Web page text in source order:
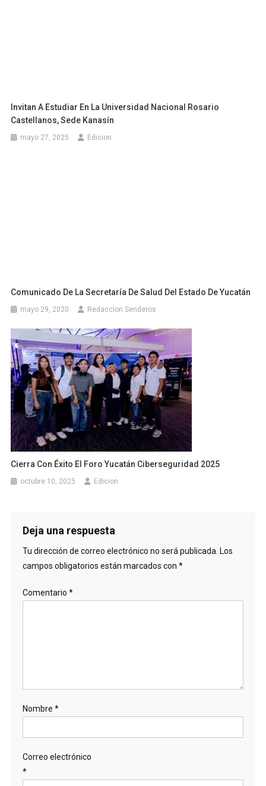
Invitan A Estudiar En La Universidad Nacional Rosario
Castellanos, Sede Kanasín
mayo 27, 2025 Edicion
Comunicado De La Secretaría De Salud Del Estado De Yucatán
mayo 29, 2020 Redaccion Senderos
Cierra Con Éxito El Foro Yucatán Ciberseguridad 2025
octubre 10, 2025 Edicion
Deja una respuesta
Tu dirección de correo electrónico no será publicada. Los
campos obligatorios están marcados con *
Comentario *
Nombre *
Correo electrónico
*